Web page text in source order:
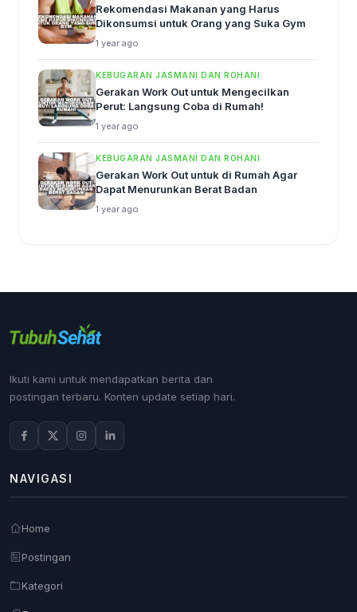
Rekomendasi Makanan yang Harus
Dikonsumsi untuk Orang yang Suka Gym
1 year ago
KEBUGARAN JASMANI DAN ROHANI
Gerakan Work Out untuk Mengecilkan
Perut: Langsung Coba di Rumah!
1 year ago
KEBUGARAN JASMANI DAN ROHANI
Gerakan Work Out untuk di Rumah Agar
Dapat Menurunkan Berat Badan
1 year ago
Ikuti kami untuk mendapatkan berita dan
postingan terbaru. Konten update setiap hari.
NAVIGASI
Home
Postingan
Kategori